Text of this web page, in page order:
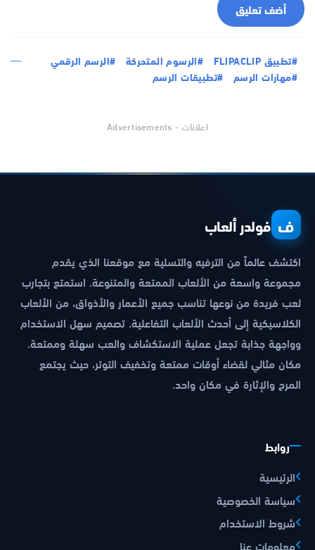
أضف تعليق
#تطبيق FLIPACLIP #الرسوم المتحركة
#الرسم الرقمي
#مهارات الرسم
#تطبيقات الرسم
اعلانات - Advertisements
ف فولدر ألعاب
اكتشف عالماً من الترفيه والتسلية مع موقعنا الذي يقدم
مجموعة واسعة من الألعاب الممتعة والمتنوعة. استمتع بتجارب
لعب فريدة من نوعها تناسب جميع الأعمار والأذواق، من الألعاب
الكلاسيكية إلى أحدث الألعاب التفاعلية. تصميم سهل الاستخدام
وواجهة جذابة تجعل عملية الاستكشاف والعب سهلة وممتعة.
مكان مثالي لقضاء أوقات ممتعة وتخفيف التوتر، حيث يجتمع
المرح والإثارة في مكان واحد.
روابط
الرئيسية
سياسة الخصوصية
شروط الاستخدام
معلومات عنا